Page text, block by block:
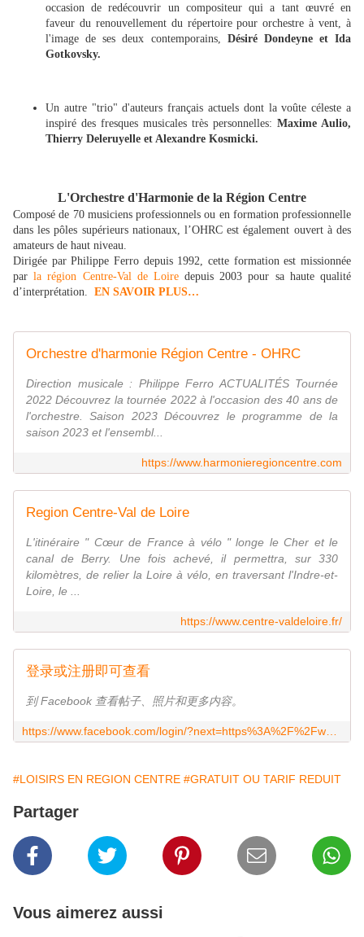
occasion de redécouvrir un compositeur qui a tant œuvré en
faveur du renouvellement du répertoire pour orchestre à vent, à
l'image de ses deux contemporains, Désiré Dondeyne et Ida
Gotkovsky.
Un autre "trio" d'auteurs français actuels dont la voûte céleste a
inspiré des fresques musicales très personnelles: Maxime Aulio,
Thierry Deleruyelle et Alexandre Kosmicki.
L'Orchestre d'Harmonie de la Région Centre
Composé de 70 musiciens professionnels ou en formation professionnelle
dans les pôles supérieurs nationaux, l’OHRC est également ouvert à des
amateurs de haut niveau.
Dirigée par Philippe Ferro depuis 1992, cette formation est missionnée
parla région Centre-Val de Loiredepuis 2003 pour sa haute qualité
d’interprétation. EN SAVOIR PLUS…
Orchestre d'harmonie Région Centre - OHRC
Direction musicale : Philippe Ferro ACTUALITÉS Tournée
2022 Découvrez la tournée 2022 à l'occasion des 40 ans de
l'orchestre. Saison 2023 Découvrez le programme de la
saison 2023 et l'ensembl...
https://www.harmonieregioncentre.com
Region Centre-Val de Loire
L'itinéraire " Cœur de France à vélo " longe le Cher et le
canal de Berry. Une fois achevé, il permettra, sur 330
kilomètres, de relier la Loire à vélo, en traversant l'Indre-et-
Loire, le ...
https://www.centre-valdeloire.fr/
登录或注册即可查看
到 Facebook 查看帖子、照片和更多内容。
#LOISIRS EN REGION CENTRE #GRATUIT OU TARIF REDUIT
Partager
Vous aimerez aussi